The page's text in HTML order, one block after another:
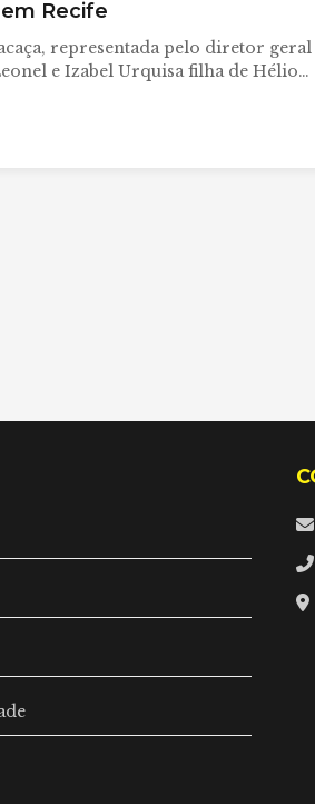
Recife
representada pelo diretor geral
e Izabel Urquisa filha de Hélio…